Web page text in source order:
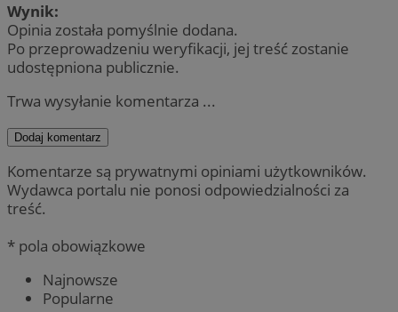
Wynik:
Opinia została pomyślnie dodana.
Po przeprowadzeniu weryfikacji, jej treść zostanie
udostępniona publicznie.
Trwa wysyłanie komentarza ...
Dodaj komentarz
Komentarze są prywatnymi opiniami użytkowników.
Wydawca portalu nie ponosi odpowiedzialności za
treść.
* pola obowiązkowe
Najnowsze
Popularne